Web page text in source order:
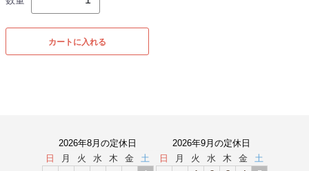
カートに入れる
2026年8月の定休日
日
月 火 水 木 金
土
2026年9月の定休日
日
月 火 水 木 金
土